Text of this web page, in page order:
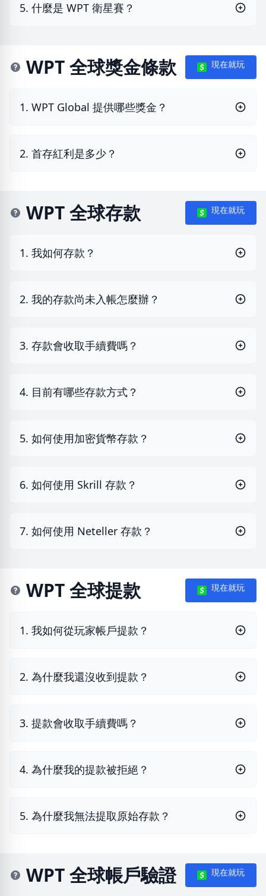
5. 什麼是 WPT 衛星賽？
WPT 全球獎金條款 現在就玩
1. WPT Global 提供哪些獎金？
2. 首存紅利是多少？
WPT 全球存款 現在就玩
1. 我如何存款？
2. 我的存款尚未入帳怎麼辦？
3. 存款會收取手續費嗎？
4. 目前有哪些存款方式？
5. 如何使用加密貨幣存款？
6. 如何使用 Skrill 存款？
7. 如何使用 Neteller 存款？
WPT 全球提款 現在就玩
1. 我如何從玩家帳戶提款？
2. 為什麼我還沒收到提款？
3. 提款會收取手續費嗎？
4. 為什麼我的提款被拒絕？
5. 為什麼我無法提取原始存款？
WPT 全球帳戶驗證 現在就玩